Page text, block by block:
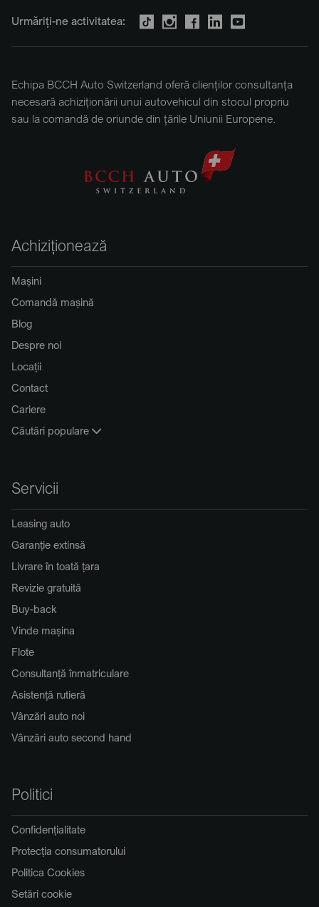
Urmăriți-ne activitatea:
Echipa BCCH Auto Switzerland oferă clienților consultanța
necesară achiziționării unui autovehicul din stocul propriu
sau la comandă de oriunde din țările Uniunii Europene.
Achiziționează
Mașini
Comandă mașină
Blog
Despre noi
Locații
Contact
Cariere
Căutări populare
Servicii
Leasing auto
Garanție extinsă
Livrare în toată țara
Revizie gratuită
Buy-back
Vinde mașina
Flote
Consultanță înmatriculare
Asistență rutieră
Vânzări auto noi
Vânzări auto second hand
Politici
Confidențialitate
Protecția consumatorului
Politica Cookies
Setări cookie